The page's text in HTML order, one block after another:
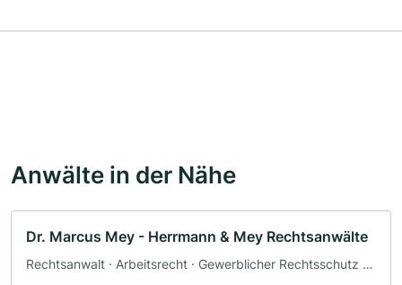
Anwälte in der Nähe
Dr. Marcus Mey - Herrmann & Mey Rechtsanwälte
Rechtsanwalt · Arbeitsrecht · Gewerblicher Rechtsschutz ·